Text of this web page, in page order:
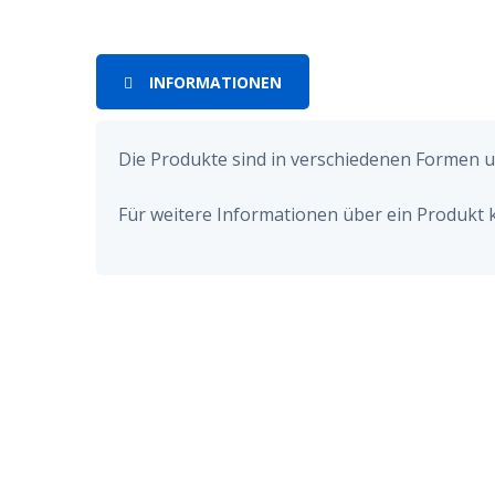
INFORMATIONEN
Die Produkte sind in verschiedenen Formen
Für weitere Informationen über ein